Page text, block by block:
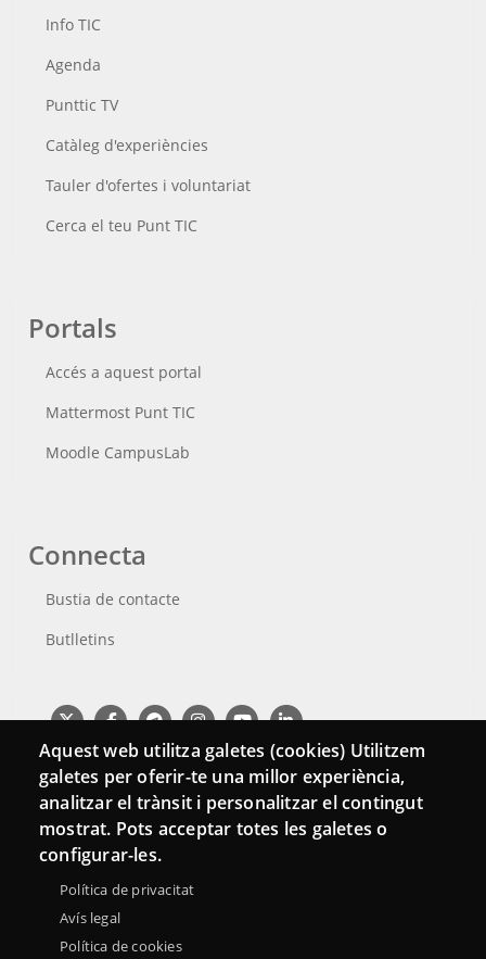
Info TIC
Agenda
Punttic TV
Catàleg d'experiències
Tauler d'ofertes i voluntariat
Cerca el teu Punt TIC
Portals
Accés a aquest portal
Mattermost Punt TIC
Moodle CampusLab
Connecta
Bustia de contacte
Butlletins
Aquest web utilitza galetes (cookies) Utilitzem
galetes per oferir-te una millor experiència,
analitzar el trànsit i personalitzar el contingut
mostrat. Pots acceptar totes les galetes o
configurar-les.
Política de privacitat
Avís legal
Política de cookies
Menu
Sobre la Xarxa Punttic